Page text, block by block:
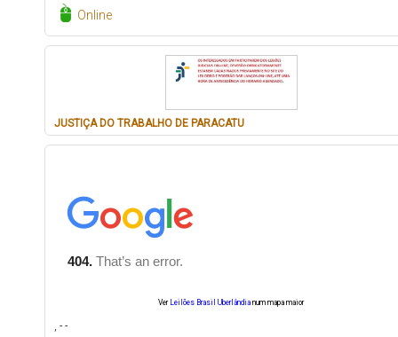
Online
JUSTIÇA DO TRABALHO DE PARACATU
Ver Leilões Brasil Uberlândia num mapa maior
, - -